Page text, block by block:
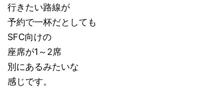
行きたい路線が
予約で一杯だとしても
SFC向けの
座席が1～2席
別にあるみたいな
感じです。